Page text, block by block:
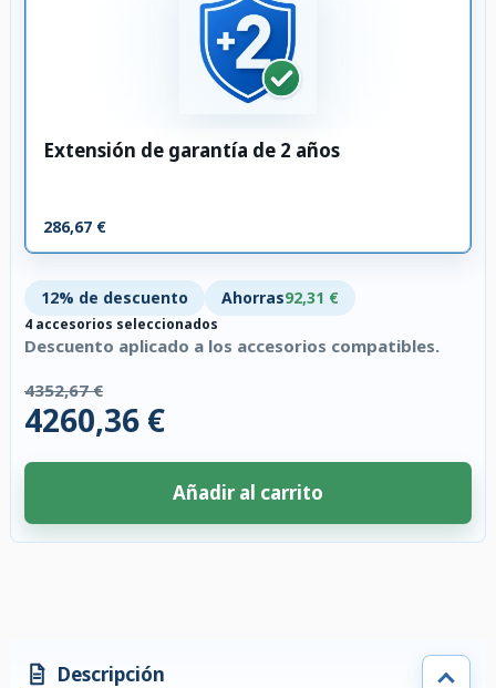
Extensión de garantía de 2 años
286,67 €
12% de descuento Ahorras92,31 €
4 accesorios seleccionados
Descuento aplicado a los accesorios compatibles.
4352,67 €
4260,36 €
Añadir al carrito
Descripción